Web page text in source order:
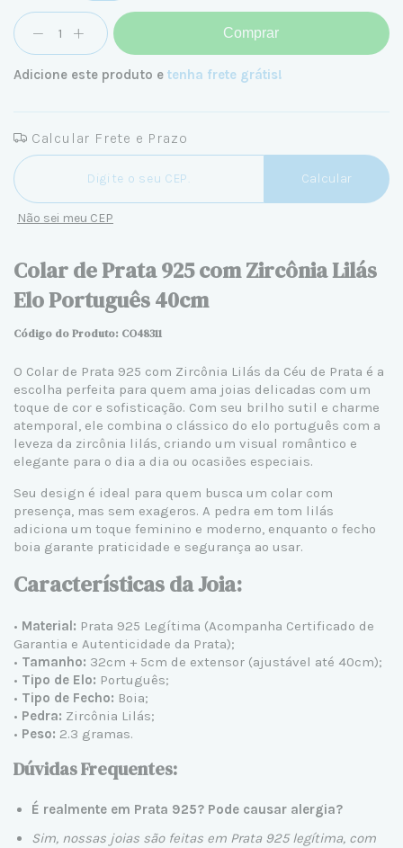
Comprar
Adicione este produto e tenha frete grátis!
Calcular Frete e Prazo
Entregas para o CEP:
Calcular
Não sei meu CEP
Colar de Prata 925 com Zircônia Lilás
Elo Português 40cm
Código do Produto: CO48311
O Colar de Prata 925 com Zircônia Lilás da Céu de Prata é a
escolha perfeita para quem ama joias delicadas com um
toque de cor e sofisticação. Com seu brilho sutil e charme
atemporal, ele combina o clássico do elo português com a
leveza da zircônia lilás, criando um visual romântico e
elegante para o dia a dia ou ocasiões especiais.
Seu design é ideal para quem busca um colar com
presença, mas sem exageros. A pedra em tom lilás
adiciona um toque feminino e moderno, enquanto o fecho
boia garante praticidade e segurança ao usar.
Características da Joia:
• Material: Prata 925 Legítima (Acompanha Certificado de
Garantia e Autenticidade da Prata);
• Tamanho: 32cm + 5cm de extensor (ajustável até 40cm);
• Tipo de Elo: Português;
• Tipo de Fecho: Boia;
• Pedra: Zircônia Lilás;
• Peso: 2.3 gramas.
Dúvidas Frequentes:
É realmente em Prata 925? Pode causar alergia?
Sim, nossas joias são feitas em Prata 925 legítima, com